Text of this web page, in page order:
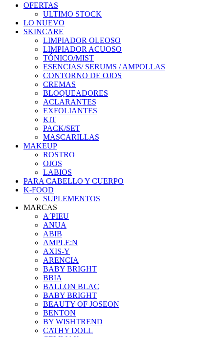
OFERTAS
ULTIMO STOCK
LO NUEVO
SKINCARE
LIMPIADOR OLEOSO
LIMPIADOR ACUOSO
TÓNICO/MIST
ESENCIAS/ SERUMS / AMPOLLAS
CONTORNO DE OJOS
CREMAS
BLOQUEADORES
ACLARANTES
EXFOLIANTES
KIT
PACK/SET
MASCARILLAS
MAKEUP
ROSTRO
OJOS
LABIOS
PARA CABELLO Y CUERPO
K-FOOD
SUPLEMENTOS
MARCAS
A´PIEU
ANUA
ABIB
AMPLE:N
AXIS-Y
ARENCIA
BABY BRIGHT
BBIA
BALLON BLAC
BABY BRIGHT
BEAUTY OF JOSEON
BENTON
BY WISHTREND
CATHY DOLL